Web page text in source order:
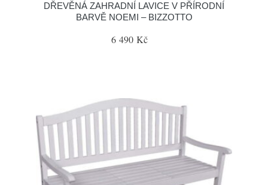
DŘEVĚNÁ ZAHRADNÍ LAVICE V PŘÍRODNÍ
BARVĚ NOEMI – BIZZOTTO
6 490 Kč